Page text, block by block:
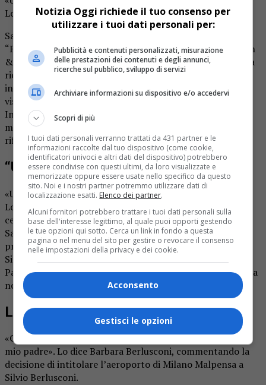
Lombardia, Attilio Fontana, commenta la notizia.
Salvini ha annunciato l’intitolazione intervenendo al
“Forum in masseria”, organizzato da Bruno Vespa e Comin
& Partners. «Il cda dell’Enac ha approvato proprio oggi la
richiesta di Regione Lombardia dello scorso anno di
intitolare a Silvio Berlusconi l’aeroporto di Malpensa e
visto che poi la firma e la decisione è del ministro delle
Infrastrutture e dei Trasporti, penso – avendo sentito il
ministro – che sarà d’accordo», ha detto Salvini, facendo
riferimento a se stesso.
“Un giusto tributo”
«Un giusto tributo». Così il presidente della Regione
Lombardia, Attilio Fontana, commenta la notizia. «Siamo
certi -prosegue il governatore- che il vicepremier Matteo
Salvini e il suo ministero porteranno avanti questa
proposta. Un riconoscimento che segue all’intitolazione a
Silvio Berlusconi del Belvedere del 39esimo piano di
Palazzo Lombardia, sede della Giunta e luogo simbolo della
nostra regione».
L’ok di Barbara Berlusconi
«Giudico con favore ogni modo per onorare la memoria di
mio padre». Lo dice Barbara Berlusconi, commentando la
decisione di intitolare l’aeroporto di Milano Malpensa a
Silvio Berlusconi.
Notizia Oggi richiede il tuo consenso per
utilizzare i tuoi dati personali per:
Pubblicità e contenuti personalizzati, misurazione
delle prestazioni dei contenuti e degli annunci,
ricerche sul pubblico, sviluppo di servizi
Archiviare informazioni su dispositivo e/o accedervi
Scopri di più
I tuoi dati personali verranno trattati da 431 partner e le
informazioni raccolte dal tuo dispositivo (come cookie,
identificatori univoci e altri dati del dispositivo) potrebbero
essere condivise con questi ultimi, da loro visualizzate e
memorizzate oppure essere usate nello specifico da questo
sito. Noi e i nostri partner potremmo utilizzare dati di
localizzazione esatti. Elenco dei partner.
Alcuni fornitori potrebbero trattare i tuoi dati personali sulla
base dell'interesse legittimo, al quale puoi opporti gestendo
le tue opzioni qui sotto. Cerca un link in fondo a questa
pagina o nel menu del sito per gestire o revocare il consenso
nelle impostazioni della privacy e dei cookie.
Acconsento
Gestisci le opzioni